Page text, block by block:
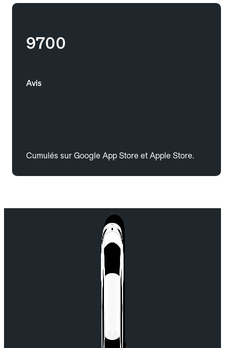
9700
Avis
Cumulés sur Google App Store et Apple Store.